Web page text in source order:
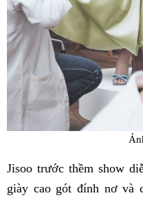
Jisoo trước thềm show
giày cao gót đính nơ và